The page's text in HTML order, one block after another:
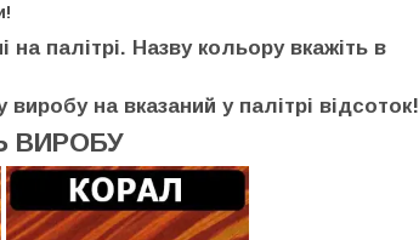
палітрі. Назву кольору вкажіть в
на вказаний у палітрі відсоток!
ВИРОБУ